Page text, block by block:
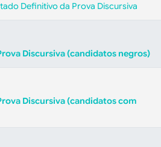
Definitivo da Prova Discursiva
Discursiva(candidatos negros)
Discursiva(candidatos com